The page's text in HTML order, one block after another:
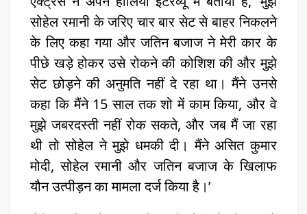
सोहेल रमानी के जरिए चार बार सेट से बाहर निकलने
के लिए कहा गया और जतिन बजाज ने मेरी कार के
पीछे खड़े होकर उसे रोकने की कोशिश की और मुझे
सेट छोड़ने की अनुमति नहीं दे रहा था। मैंने उनसे
कहा कि मैंने 15 साल तक शो में काम किया, और वे
मुझे जबरदस्ती नहीं रोक सकते, और जब मैं जा रहा
थी तो सोहेल ने मुझे धमकी दी। मैंने असित कुमार
मोदी, सोहेल रमानी और जतिन बजाज के खिलाफ
यौन उत्पीड़न का मामला दर्ज किया है।’